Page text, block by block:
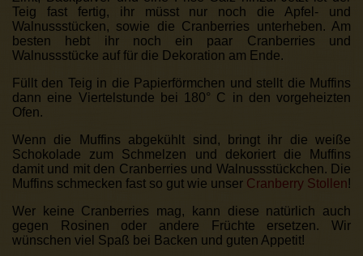
Teig fast fertig, ihr müsst nur noch die Apfel- und
Walnussstücken, sowie die Cranberries unterheben. Am
besten hebt ihr noch ein paar Cranberries und
Walnussstücke auf für die Dekoration am Ende.
Füllt den Teig in die Papierförmchen und stellt die Muffins
dann eine Viertelstunde bei 180° C in den vorgeheizten
Ofen.
Wenn die Muffins abgekühlt sind, bringt ihr die weiße
Schokolade zum Schmelzen und dekoriert die Muffins
damit und mit den Cranberries und Walnussstückchen. Die
Muffins schmecken fast so gut wie unser Cranberry Stollen!
Wer keine Cranberries mag, kann diese natürlich auch
gegen Rosinen oder andere Früchte ersetzen. Wir
wünschen viel Spaß bei Backen und guten Appetit!